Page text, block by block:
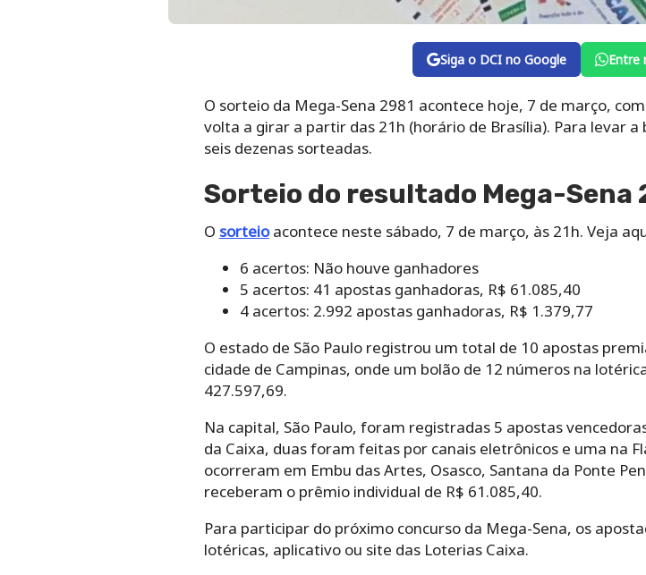
Siga o DCI no Google Entre
O sorteio da Mega-Sena 2981 acontece hoje, 7 de março,
volta a girar a partir das 21h (horário de Brasília). Para levar
seis dezenas sorteadas.
Sorteio do resultado Mega-Sena
O sorteioacontece neste sábado, 7 de março, às 21h. Veja
6 acertos: Não houve ganhadores
5 acertos: 41 apostas ganhadoras, R$ 61.085,40
4 acertos: 2.992 apostas ganhadoras, R$ 1.379,77
O estado de São Paulo registrou um total de 10 apostas
cidade de Campinas, onde um bolão de 12 números na
427.597,69.
Na capital, São Paulo, foram registradas 5 apostas
da Caixa, duas foram feitas por canais eletrônicos e uma na
ocorreram em Embu das Artes, Osasco, Santana da Ponte
receberam o prêmio individual de R$ 61.085,40.
Para participar do próximo concurso da Mega-Sena, os
lotéricas, aplicativo ou site das Loterias Caixa.